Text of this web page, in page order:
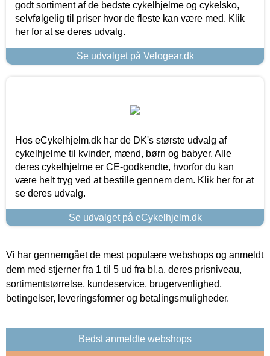
godt sortiment af de bedste cykelhjelme og cykelsko,
selvfølgelig til priser hvor de fleste kan være med. Klik
her for at se deres udvalg.
Se udvalget på Velogear.dk
Hos eCykelhjelm.dk har de DK's største udvalg af
cykelhjelme til kvinder, mænd, børn og babyer. Alle
deres cykelhjelme er CE-godkendte, hvorfor du kan
være helt tryg ved at bestille gennem dem. Klik her for at
se deres udvalg.
Se udvalget på eCykelhjelm.dk
Vi har gennemgået de mest populære webshops og anmeldt
dem med stjerner fra 1 til 5 ud fra bl.a. deres prisniveau,
sortimentstørrelse, kundeservice, brugervenlighed,
betingelser, leveringsformer og betalingsmuligheder.
Bedst anmeldte webshops